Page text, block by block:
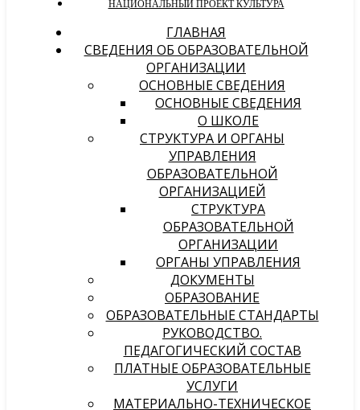
НАЦИОНАЛЬНЫЙ ПРОЕКТ КУЛЬТУРА
ГЛАВНАЯ
СВЕДЕНИЯ ОБ ОБРАЗОВАТЕЛЬНОЙ
ОРГАНИЗАЦИИ
ОСНОВНЫЕ СВЕДЕНИЯ
ОСНОВНЫЕ СВЕДЕНИЯ
О ШКОЛЕ
СТРУКТУРА И ОРГАНЫ
УПРАВЛЕНИЯ
ОБРАЗОВАТЕЛЬНОЙ
ОРГАНИЗАЦИЕЙ
СТРУКТУРА
ОБРАЗОВАТЕЛЬНОЙ
ОРГАНИЗАЦИИ
ОРГАНЫ УПРАВЛЕНИЯ
ДОКУМЕНТЫ
ОБРАЗОВАНИЕ
ОБРАЗОВАТЕЛЬНЫЕ СТАНДАРТЫ
РУКОВОДСТВО.
ПЕДАГОГИЧЕСКИЙ СОСТАВ
ПЛАТНЫЕ ОБРАЗОВАТЕЛЬНЫЕ
УСЛУГИ
МАТЕРИАЛЬНО-ТЕХНИЧЕСКОЕ